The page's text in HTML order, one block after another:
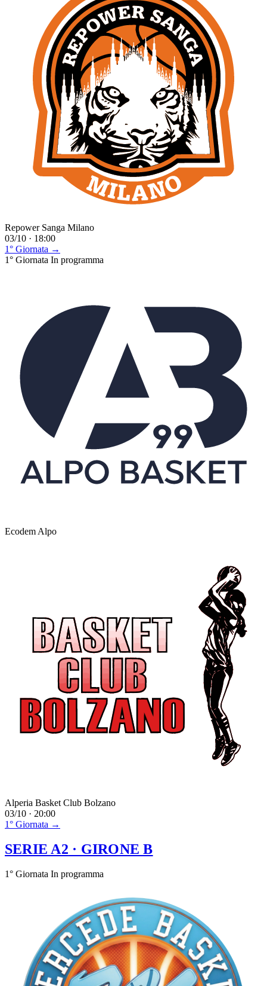
Repower Sanga Milano
03/10 · 18:00
1° Giornata →
1° Giornata In programma
Ecodem Alpo
Alperia Basket Club Bolzano
03/10 · 20:00
1° Giornata →
SERIE A2 · GIRONE B
1° Giornata In programma